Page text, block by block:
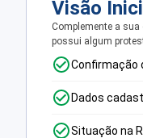
Visão
Complemente a
possui algum
Confirmação
Dados
Situação na